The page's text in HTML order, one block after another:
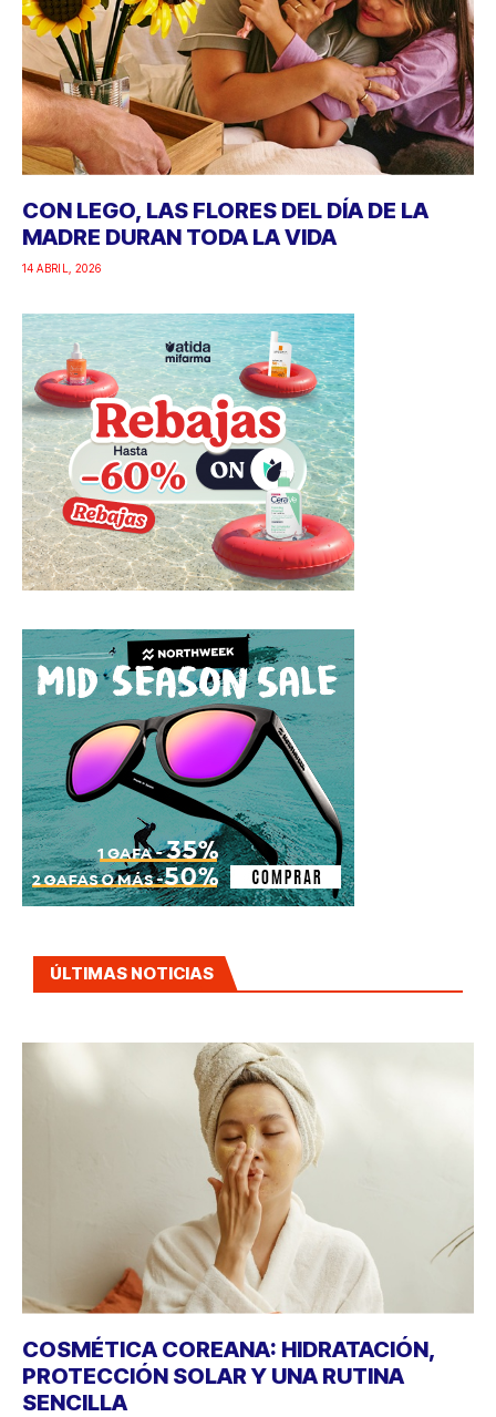
CON LEGO, LAS FLORES DEL DÍA DE LA
MADRE DURAN TODA LA VIDA
14 ABRIL, 2026
ÚLTIMAS NOTICIAS
COSMÉTICA COREANA: HIDRATACIÓN,
PROTECCIÓN SOLAR Y UNA RUTINA
SENCILLA